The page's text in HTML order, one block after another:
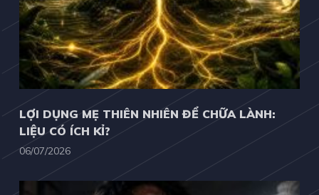
LỢI DỤNG MẸ THIÊN NHIÊN ĐỂ CHỮA LÀNH:
LIỆU CÓ ÍCH KỈ?
06/07/2026